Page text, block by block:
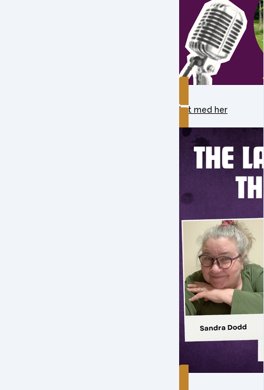
Lyt med her